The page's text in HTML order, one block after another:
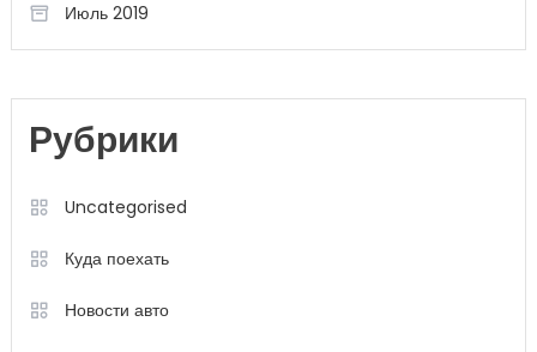
Июль 2019
Рубрики
Uncategorised
Куда поехать
Новости авто